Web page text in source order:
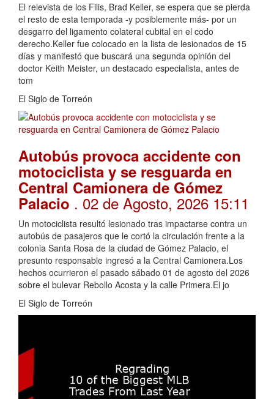
El relevista de los Filis, Brad Keller, se espera que se pierda
el resto de esta temporada -y posiblemente más- por un
desgarro del ligamento colateral cubital en el codo
derecho.Keller fue colocado en la lista de lesionados de 15
días y manifestó que buscará una segunda opinión del
doctor Keith Meister, un destacado especialista, antes de
tom
El Siglo de Torreón
Autobús provoca accidente con
motociclista y se resguarda en
Central Camionera de Gómez
Palacio . 02 de Agosto, 2026 15:11
Un motociclista resultó lesionado tras impactarse contra un
autobús de pasajeros que le cortó la circulación frente a la
colonia Santa Rosa de la ciudad de Gómez Palacio, el
presunto responsable ingresó a la Central Camionera.Los
hechos ocurrieron el pasado sábado 01 de agosto del 2026
sobre el bulevar Rebollo Acosta y la calle Primera.El jo
El Siglo de Torreón